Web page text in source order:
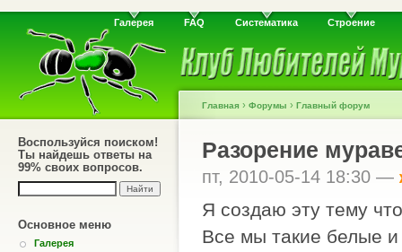
Галерея FAQ Систематика Строение
Воспользуйся поиском!
Ты найдешь ответы на
99% своих вопросов.
Основное меню
Галерея
Главная › Форумы › Главный форум
Разорение
пт, 2010-05-14 18:30 —
Я создаю эту тему
Все мы такие белые